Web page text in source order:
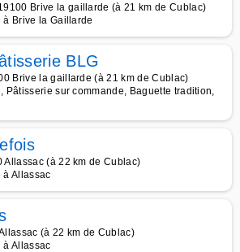
Brive la gaillarde (à 21 km de Cublac)
Brive la Gaillarde
BLG
Brive la gaillarde (à 21 km de Cublac)
Pâtisserie sur commande, Baguette tradition,
Allassac (à 22 km de Cublac)
à Allassac
(à 22 km de Cublac)
à Allassac